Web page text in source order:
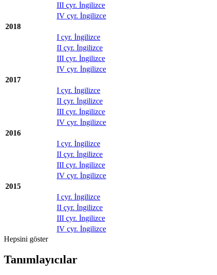
III çyr. İngilizce
IV çyr. İngilizce
2018
I çyr. İngilizce
II çyr. İngilizce
III çyr. İngilizce
IV çyr. İngilizce
2017
I çyr. İngilizce
II çyr. İngilizce
III çyr. İngilizce
IV çyr. İngilizce
2016
I çyr. İngilizce
II çyr. İngilizce
III çyr. İngilizce
IV çyr. İngilizce
2015
I çyr. İngilizce
II çyr. İngilizce
III çyr. İngilizce
IV çyr. İngilizce
Hepsini göster
Tanımlayıcılar